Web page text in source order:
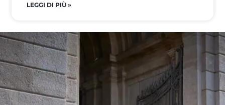
LEGGI DI PIÙ »